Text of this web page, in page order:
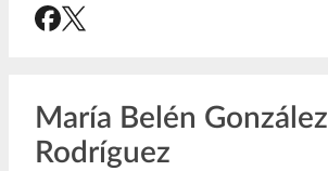
María Belén González
Rodríguez